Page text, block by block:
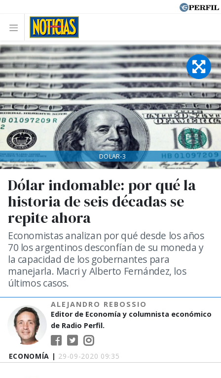
ECONOMÍA | 29-09-2020 09:35
Dólar indomable: por qué la
historia de seis décadas se
repite ahora
Economistas analizan por qué desde los años
70 los argentinos desconfían de su moneda y
la capacidad de los gobernantes para
manejarla. Macri y Alberto Fernández, los
últimos casos.
ALEJANDRO REBOSSIO
Editor de Economía y columnista económico
de Radio Perfil.
DOLAR-3